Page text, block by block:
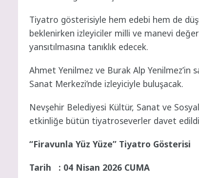
Tiyatro gösterisiyle hem edebi hem de
beklenirken izleyiciler milli ve manevi
yansıtılmasına tanıklık edecek.
Ahmet Yenilmez ve Burak Alp Yenilmez’in
Sanat Merkezi’nde izleyiciyle buluşacak.
Nevşehir Belediyesi Kültür, Sanat ve
etkinliğe bütün tiyatroseverler davet
“Firavunla Yüz Yüze” Tiyatro Gösterisi
Tarih : 04 Nisan 2026 CUMA